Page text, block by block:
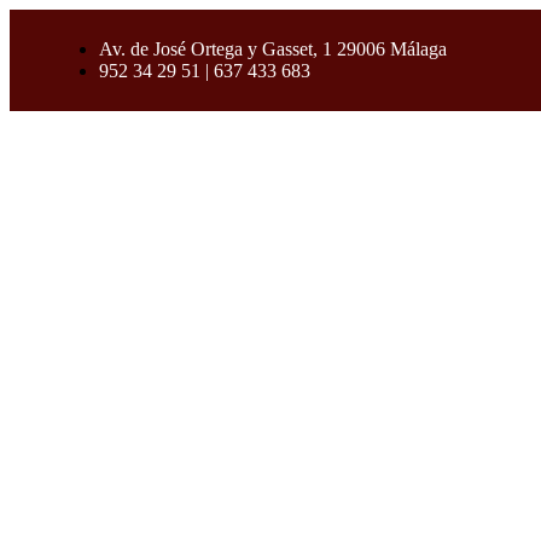
Av. de José Ortega y Gasset, 1 29006 Málaga
952 34 29 51 | 637 433 683